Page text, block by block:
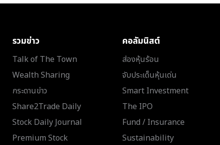
รวมข่าว
Talk of The Town
Wealth Sharing
กระดานข่าว
Share2Trade Daily
Stock Daily Journal
Premium Stock
คอลัมนิสต์
ส่องหุ้นร้อน
จับประเด็นหุ้นเด่น
Smart Investment
The IPO
Fund / Insurance
Sustainability